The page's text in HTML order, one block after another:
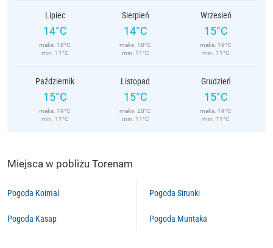
Lipiec
14°C
maks. 18°C
min. 11°C
Sierpień
14°C
maks. 18°C
min. 11°C
Wrzesień
15°C
maks. 19°C
min. 11°C
Październik
15°C
maks. 19°C
min. 11°C
Listopad
15°C
maks. 20°C
min. 11°C
Grudzień
15°C
maks. 19°C
min. 11°C
Miejsca w pobliżu Torenam
Pogoda Koimal
Pogoda Kasap
Pogoda Sirunki
Pogoda Muritaka